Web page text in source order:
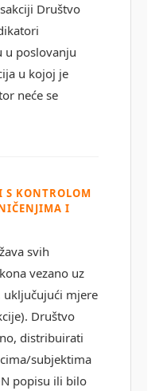
Društvo
u poslovanju
u kojoj je
neće se
S KONTROLOM
I
svih
vezano uz
uključujući mjere
Društvo
distribuirati
subjektima
popisu ili bilo